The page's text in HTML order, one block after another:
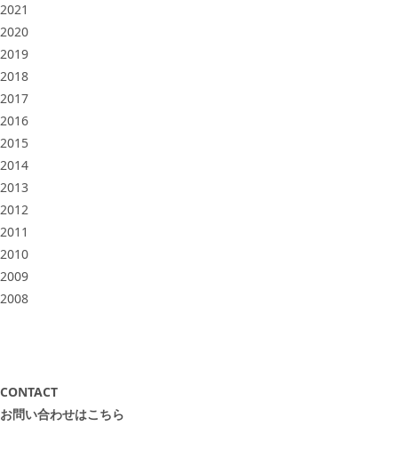
2021
2020
2019
2018
2017
2016
2015
2014
2013
2012
2011
2010
2009
2008
CONTACT
お問い合わせはこちら